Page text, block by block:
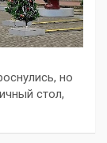
но
стол,